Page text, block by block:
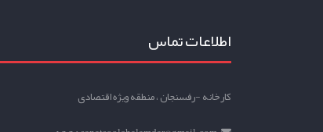
اطلاعات تماس
کارخانه -رفسنجان ، منطقه ویژه اقتصادی